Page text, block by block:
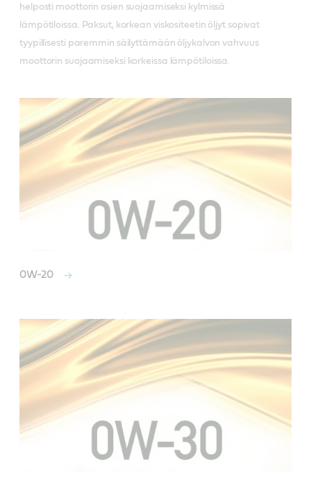
helposti moottorin osien suojaamiseksi kylmissä
lämpötiloissa. Paksut, korkean viskositeetin öljyt sopivat
tyypillisesti paremmin säilyttämään öljykalvon vahvuus
moottorin suojaamiseksi korkeissa lämpötiloissa.
0W-20